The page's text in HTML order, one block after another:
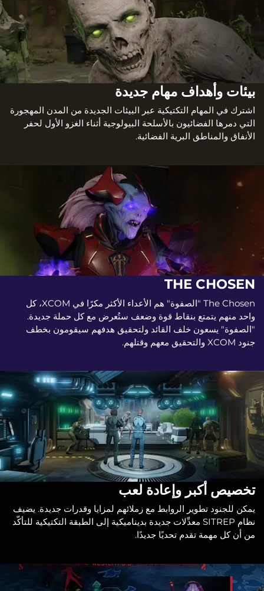
بيئات وأهداف مهام جديدة
اشترك في المهام التكتيكية عبر البيئات الجديدة من المدن المهجورة
التي دمرها الفضائيون بالأسلحة البيولوجية أثناء الغزو الأول لحفر
الأنفاق والمناطق البرية الفضائية.
THE CHOSEN
The Chosen "الصفوة" هم الأعداء الأكثر مكرًا في XCOM، كل
واحد منهم يتمتع بنقاط قوة وضعف ستُعرض مع كل حملة جديدة.
"الصفوة" يسعون خلف القائد ولتحقيق هدفهم سيقومون بخطف
جنود XCOM والتحقيق معهم وقتلهم.
تخصيص أكبر وإعادة لعب
يمكن للجنود تطوير الروابط مع زملائهم لمزايا وقدرات جديدة. يضيف
نظام SITREP معدِّلات جديدة بديناميكية إلى الطبقة التكتيكية للتأكّد
من أن كل مهمة تقدم تحديًا جديدًا.